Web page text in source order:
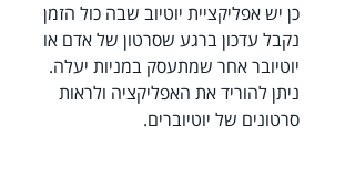
כן יש אפליקציית יוטיוב שבה כול הזמן
נקבל עדכון ברגע שסרטון של אדם או
יוטיובר אחר שמתעסק במניות יעלה.
ניתן להוריד את האפליקציה ולראות
סרטונים של יוטיוברים.